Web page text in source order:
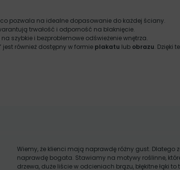
pozwala na idealne dopasowanie do każdej ściany.
trwałość i odporność na blaknięcie.
szybkie i bezproblemowe odświeżenie wnętrza.
jest również dostępny w formie plakatu lub obrazu. Dzięki
Wiemy, że klienci mają naprawdę różny gust.
naprawdę bogata. Stawiamy na motywy roślinne,
drzewa, duże liście w odcieniach brązu, błękitne łąki